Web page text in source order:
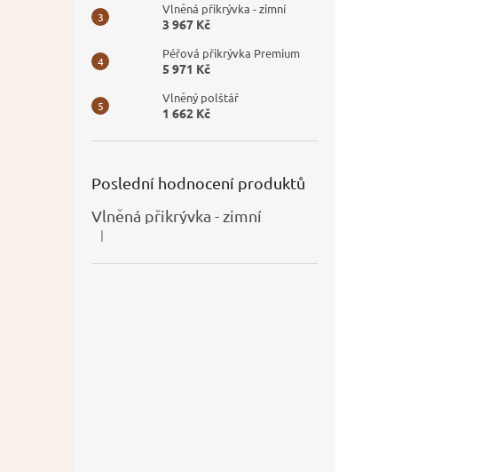
Vlněná přikrývka - zimní
3 967 Kč
Péřová přikrývka Premium
5 971 Kč
Vlněný polštář
1 662 Kč
Poslední hodnocení produktů
Vlněná přikrývka - zimní
Hodnocení produktu je 5 z 5 hvězdiček.
|